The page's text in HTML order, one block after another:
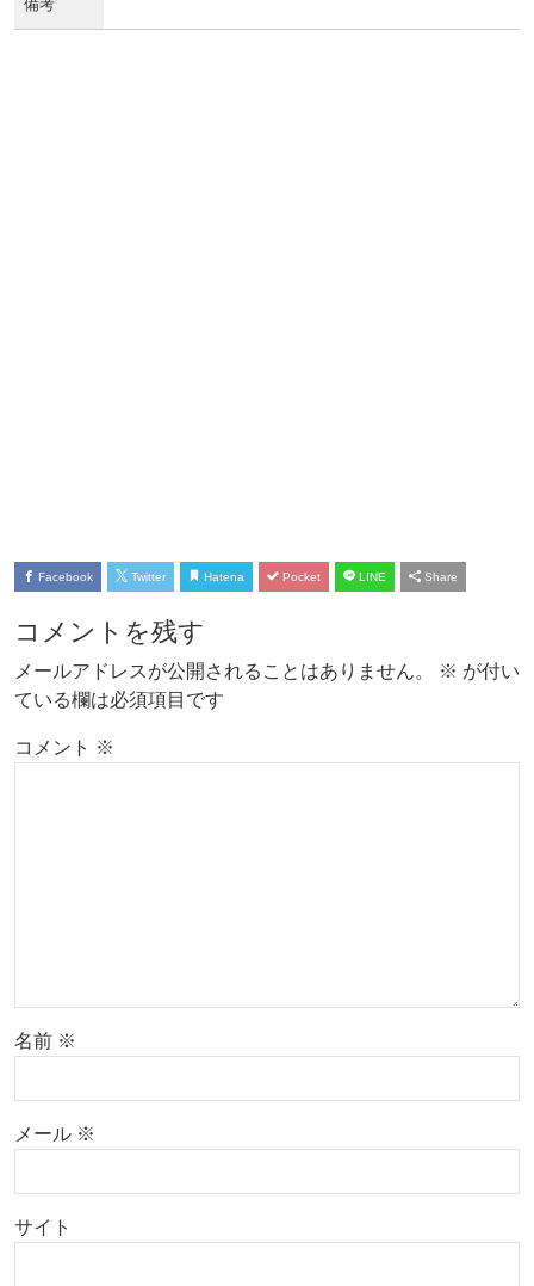
備考
Facebook Twitter Hatena Pocket LINE Share
コメントを残す
メールアドレスが公開されることはありません。 ※ が付い
ている欄は必須項目です
コメント ※
名前 ※
メール ※
サイト